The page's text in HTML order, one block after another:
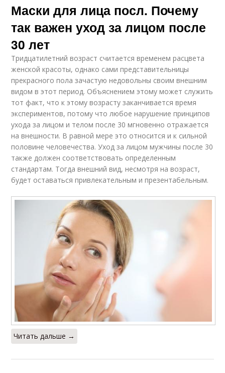
Маски для лица посл. Почему
так важен уход за лицом после
30 лет
Тридцатилетний возраст считается временем расцвета
женской красоты, однако сами представительницы
прекрасного пола зачастую недовольны своим внешним
видом в этот период. Объяснением этому может служить
тот факт, что к этому возрасту заканчивается время
экспериментов, потому что любое нарушение принципов
ухода за лицом и телом после 30 мгновенно отражается
на внешности. В равной мере это относится и к сильной
половине человечества. Уход за лицом мужчины после 30
также должен соответствовать определенным
стандартам. Тогда внешний вид, несмотря на возраст,
будет оставаться привлекательным и презентабельным.
Читать дальше →